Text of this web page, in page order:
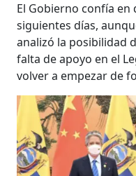
El Gobierno confía en
siguientes días,
analizó la posibilidad
falta de apoyo en el
volver a empezar de